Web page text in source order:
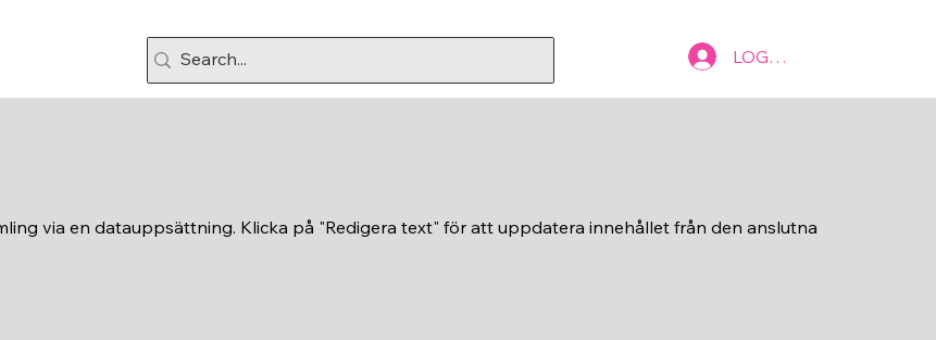
LOG IN
via en datauppsättning. Klicka på "Redigera text" för att uppdatera innehållet från den anslutna